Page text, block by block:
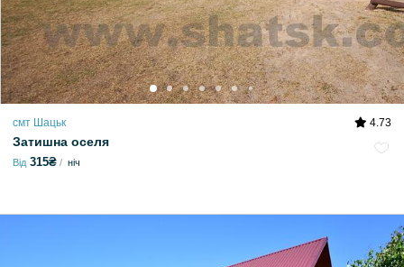
смт Шацьк 4.73
Затишна оселя
Від 315₴ ніч